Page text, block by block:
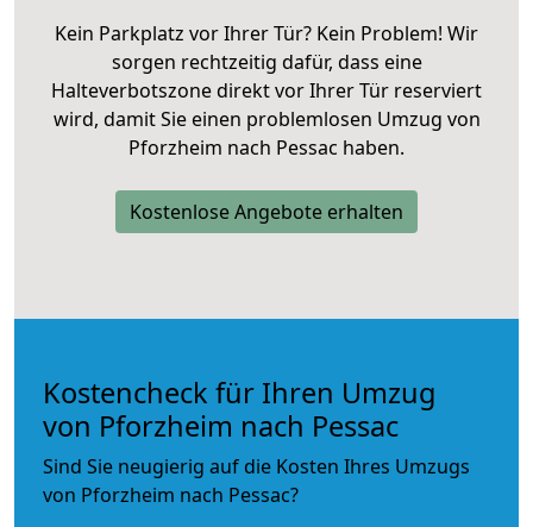
Kein Parkplatz vor Ihrer Tür? Kein Problem! Wir
sorgen rechtzeitig dafür, dass eine
Halteverbotszone direkt vor Ihrer Tür reserviert
wird, damit Sie einen problemlosen Umzug von
Pforzheim nach Pessac haben.
Kostenlose Angebote erhalten
Kostencheck für Ihren Umzug
von Pforzheim nach Pessac
Sind Sie neugierig auf die Kosten Ihres Umzugs
von Pforzheim nach Pessac?